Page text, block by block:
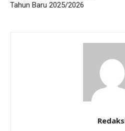
Tahun Baru 2025/2026